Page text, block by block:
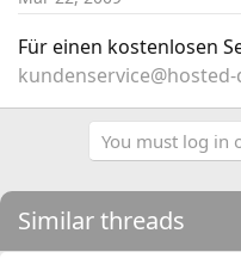
Für einen kostenlosen
You must log in
Similar threads